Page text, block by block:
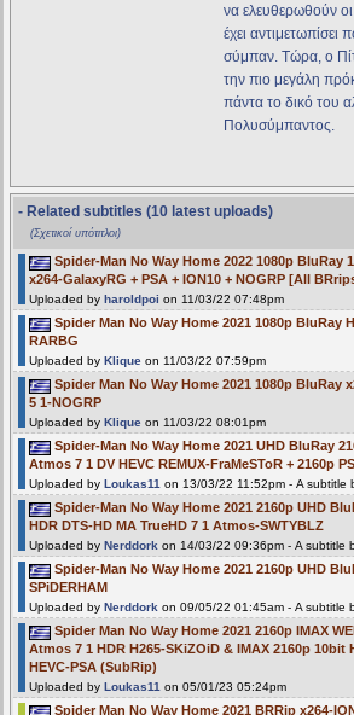
να ελευθερωθούν
έχει
σύμπαν. Τώρα, ο
την πιο μεγάλη
πάντα το δικό του
Πολυσύμπαντος.
- Related subtitles (10 latest uploads)
(Σχετικοί υπότιτλοι)
Spider-Man No Way Home 2022 1080p BluRay
x264-GalaxyRG + PSA + ION10 + NOGRP [All
Uploaded by haroldpoi on 11/03/22 07:48pm
Spider Man No Way Home 2021 1080p BluRay
RARBG
Uploaded by Klique on 11/03/22 07:59pm
Spider Man No Way Home 2021 1080p BluRay
5 1-NOGRP
Uploaded by Klique on 11/03/22 08:01pm
Spider-Man No Way Home 2021 UHD BluRay
Atmos 7 1 DV HEVC REMUX-FraMeSToR + 2160p
Uploaded by Loukas11 on 13/03/22 11:52pm - A subtitle
Spider-Man No Way Home 2021 2160p UHD
HDR DTS-HD MA TrueHD 7 1 Atmos-SWTYBLZ
Uploaded by Nerddork on 14/03/22 09:36pm - A subtitle
Spider-Man No Way Home 2021 2160p UHD
SPiDERHAM
Uploaded by Nerddork on 09/05/22 01:45am - A subtitle
Spider Man No Way Home 2021 2160p IMAX
Atmos 7 1 HDR H265-SKiZOiD & IMAX 2160p 10bit
HEVC-PSA (SubRip)
Uploaded by Loukas11 on 05/01/23 05:24pm
Spider Man No Way Home 2021 BRRip x264-